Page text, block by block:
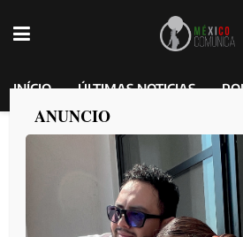
INÍCIO ÚLTIMAS NOTICIAS
Diputada Araceli
Ayuntamiento de
reforma sobre el uso de
ANUNCIO